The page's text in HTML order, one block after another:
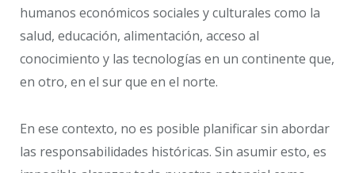
humanos económicos sociales y culturales como la
salud, educación, alimentación, acceso al
conocimiento y las tecnologías en un continente que,
en otro, en el sur que en el norte.
En ese contexto, no es posible planificar sin abordar
las responsabilidades históricas. Sin asumir esto, es